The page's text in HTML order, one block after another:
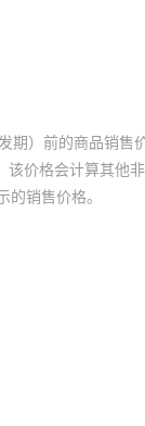
期）前的商品销售
该价格会计算其他
销售价格。